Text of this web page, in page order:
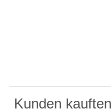
Kunden